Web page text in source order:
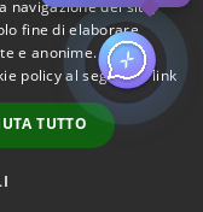
© 2026 • Comune di
Piacenza • Powered by
• Accesso
redazione
navigazione del sito,
fine di elaborare
e anonime.
policy al seguentelink
TUTTO